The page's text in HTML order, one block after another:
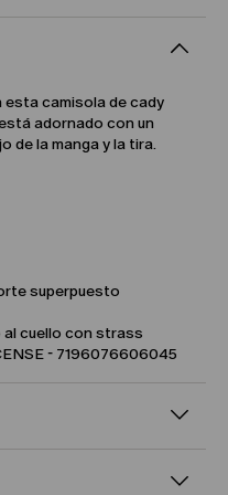
camisola de cady
adornado con un
de la manga y la tira.
superpuesto
al cuello con strass
- 7196076606045